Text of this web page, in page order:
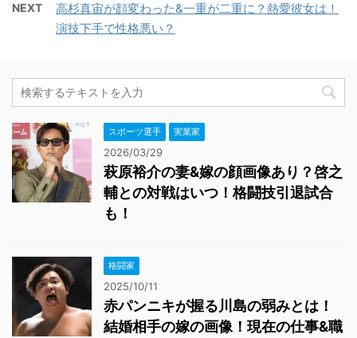
NEXT
高杉真宙が顔変わった&一重が二重に？熱愛彼女は！
演技下手で性格悪い？
スポーツ選手 実業家
2026/03/29
萩原裕介の妻&嫁の顔画像あり？啓之
輔との対戦はいつ！格闘技引退試合
も！
格闘家
2025/10/11
赤パンニキが握る川島の弱みとは！
結婚相手の嫁の画像！現在の仕事&職